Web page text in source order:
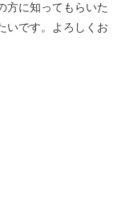
方に知ってもらいた
いです。よろしくお